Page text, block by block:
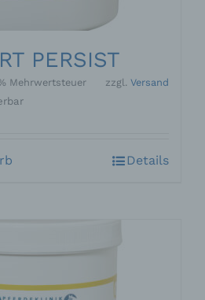
PERSIST
Mehrwertsteuer zzgl. Versand
Details